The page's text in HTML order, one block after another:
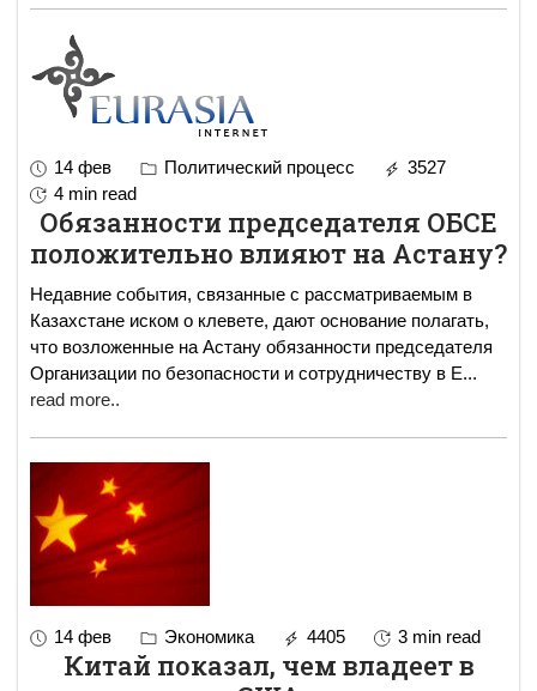
14 фев Политический процесс
3527
4 min read
Обязанности председателя ОБСЕ
положительно влияют на Астану?
Недавние события, связанные с рассматриваемым в
Казахстане иском о клевете, дают основание полагать,
что возложенные на Астану обязанности председателя
Организации по безопасности и сотрудничеству в Е...
read more..
14 фев Экономика 4405 3 min read
Китай показал, чем владеет в